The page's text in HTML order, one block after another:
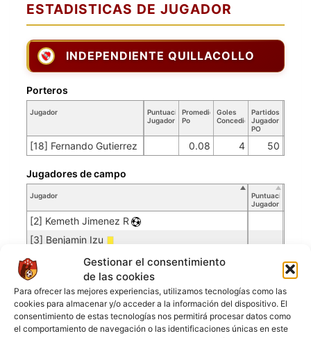
Gestionar el consentimiento
de las cookies
Para ofrecer las mejores experiencias, utilizamos tecnologías como las
cookies para almacenar y/o acceder a la información del dispositivo. El
consentimiento de estas tecnologías nos permitirá procesar datos como
el comportamiento de navegación o las identificaciones únicas en este
ESTADISTICAS DE JUGADOR
INDEPENDIENTE QUILLACOLLO
Jugador
Puntuación
Jugador
Promedio
Po
Goles
Concedidos
Partidos
Jugador
PO
[18] Fernando Gutierrez 0.08 4 50
Porteros
Jugador
Puntuación
Jugador
[2] Kemeth Jimenez R
[3] Benjamin Izu
[4] Vincent Obinna
[5] Jose Antonio Choqueta
[12] Daniel Vargas
[15] Alejandro Delfin Choqueta
[17] Brian Torrico
Jugadores de campo